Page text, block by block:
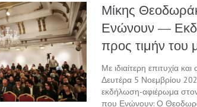
Μίκης
Ενώνουν —
προς τιμήν του
Με ιδιαίτερη επιτυχία
Δευτέρα 5 Νοεμβρίου
εκδήλωση-αφιέρωμα
που Ενώνουν: Ο